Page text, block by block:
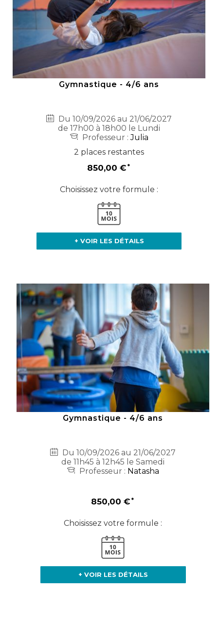
Gymnastique - 4/6 ans
Du 10/09/2026 au 21/06/2027
de 17h00 à 18h00 le Lundi
Professeur :Julia
2 places restantes
850,00 €
Choisissez votre formule :
+ VOIR LES DÉTAILS
Gymnastique - 4/6 ans
Du 10/09/2026 au 21/06/2027
de 11h45 à 12h45 le Samedi
Professeur : Natasha
850,00 €
Choisissez votre formule :
+ VOIR LES DÉTAILS